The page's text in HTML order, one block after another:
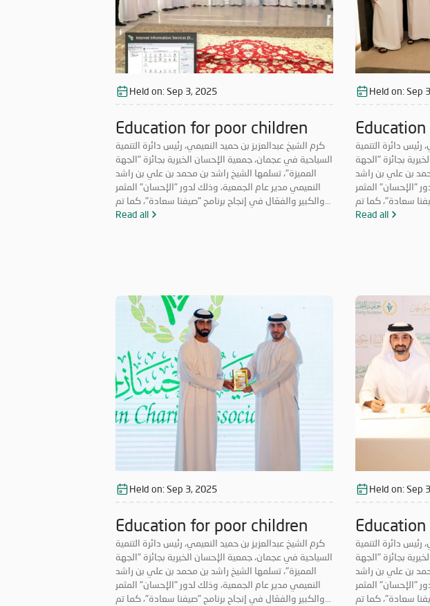
Held on:Sep 3, 2025
Education for poor children
كرم الشيخ عبدالعزيز بن حميد النعيمي، رئيس دائرة التنمية
السياحية في عجمان، جمعية الإحسان الخيرية بجائزة "الجهة
المميزة"، تسلمها الشيخ راشد بن محمد بن علي بن راشد
النعيمي مدير عام الجمعية، وذلك لدور "الإحسان" المثمر
والكبير والفعّال في إنجاح برنامج "صيفنا سعادة"، كما تم
تكريم موظفة الجمعية عواطف سعود عامر، بجائزة "أفضل
بمشاركة موظفيها وعدد كبير من المتطوعين من الأعمار
كافة، استفاد منها قطاع عريض من المجتمع. ولا تتوانى
جمعية الإحسان عن دعم المبادرات الخيرية والمشاركة فيها،
سيراً على نهج دولة الإمارات الداعم للأعمال الإنسانية، كما
تحرص دوماً على تصدر المبادرات الخيرية؛ بهدف توسيع
أعمالها، وتحقيق أكبر قدر ممكن من النفع لفئات المجتمع
كافة.
Read all
Held on:Sep
رئيس دائرة التنمية
بجائزة "الجهة
بن علي بن راشد
"الإحسان" المثمر
سعادة"، كما تم
بجائزة "أفضل
من الأعمار
ولا تتوانى
والمشاركة فيها،
الإنسانية، كما
بهدف توسيع
لفئات المجتمع
Read all
Held on:Sep 3, 2025
Education for poor children
كرم الشيخ عبدالعزيز بن حميد النعيمي، رئيس دائرة التنمية
السياحية في عجمان، جمعية الإحسان الخيرية بجائزة "الجهة
المميزة"، تسلمها الشيخ راشد بن محمد بن علي بن راشد
النعيمي مدير عام الجمعية، وذلك لدور "الإحسان" المثمر
والكبير والفعّال في إنجاح برنامج "صيفنا سعادة"، كما تم
Held on:Sep
رئيس دائرة التنمية
بجائزة "الجهة
بن علي بن راشد
"الإحسان" المثمر
سعادة"، كما تم